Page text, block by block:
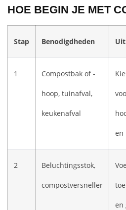
HOE BEGIN JE MET
Stap Benodigdheden
1 Compostbak of -
hoop, tuinafval,
keukenafval
en
2 Beluchtingsstok,
compostversneller
en